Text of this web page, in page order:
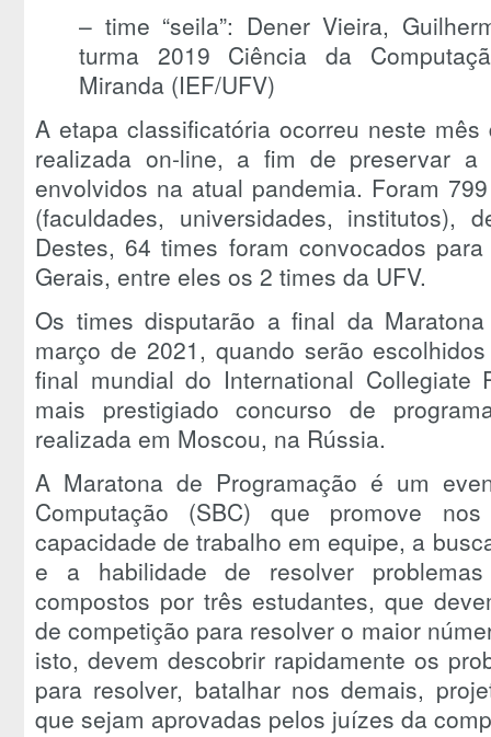
– time “seila”: Dener Vieira,
turma 2019 Ciência da
Miranda (IEF/UFV)
A etapa classificatória ocorreu neste
realizada on-line, a fim de preservar
envolvidos na atual pandemia. Foram
(faculdades, universidades, institutos),
Destes, 64 times foram convocados
Gerais, entre eles os 2 times da UFV.
Os times disputarão a final da
março de 2021, quando serão
final mundial do International Collegiate
mais prestigiado concurso de
realizada em Moscou, na Rússia.
A Maratona de Programação é um
Computação (SBC) que promove
capacidade de trabalho em equipe, a
e a habilidade de resolver
compostos por três estudantes, que
de competição para resolver o maior
isto, devem descobrir rapidamente os
para resolver, batalhar nos demais,
que sejam aprovadas pelos juízes da